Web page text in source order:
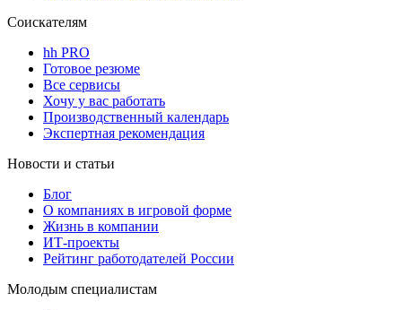
Соискателям
hh PRO
Готовое резюме
Все сервисы
Хочу у вас работать
Производственный календарь
Экспертная рекомендация
Новости и статьи
Блог
О компаниях в игровой форме
Жизнь в компании
ИТ-проекты
Рейтинг работодателей России
Молодым специалистам